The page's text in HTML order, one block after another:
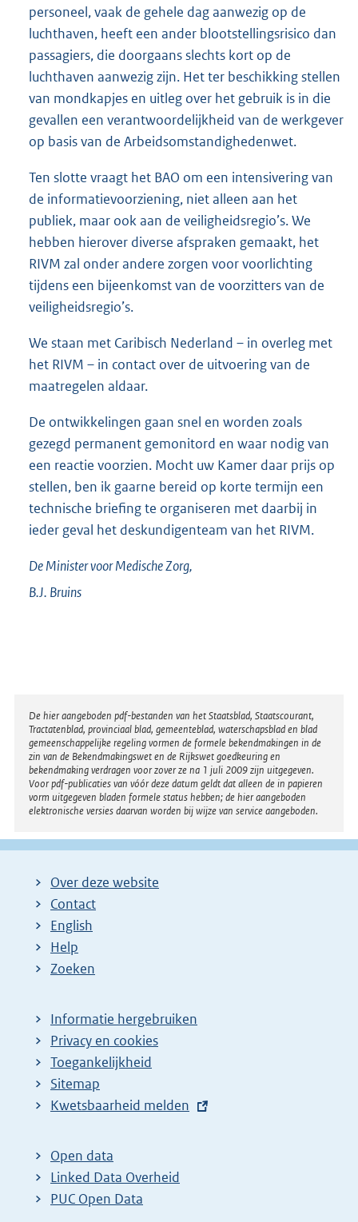
personeel, vaak de gehele dag aanwezig op de
luchthaven, heeft een ander blootstellingsrisico dan
passagiers, die doorgaans slechts kort op de
luchthaven aanwezig zijn. Het ter beschikking stellen
van mondkapjes en uitleg over het gebruik is in die
gevallen een verantwoordelijkheid van de werkgever
op basis van de Arbeidsomstandighedenwet.
Ten slotte vraagt het BAO om een intensivering van
de informatievoorziening, niet alleen aan het
publiek, maar ook aan de veiligheidsregio’s. We
hebben hierover diverse afspraken gemaakt, het
RIVM zal onder andere zorgen voor voorlichting
tijdens een bijeenkomst van de voorzitters van de
veiligheidsregio’s.
We staan met Caribisch Nederland – in overleg met
het RIVM – in contact over de uitvoering van de
maatregelen aldaar.
De ontwikkelingen gaan snel en worden zoals
gezegd permanent gemonitord en waar nodig van
een reactie voorzien. Mocht uw Kamer daar prijs op
stellen, ben ik gaarne bereid op korte termijn een
technische briefing te organiseren met daarbij in
ieder geval het deskundigenteam van het RIVM.
De Minister voor Medische Zorg,
B.J. Bruins
Disclaimer
De hier aangeboden pdf-bestanden van het Staatsblad, Staatscourant,
Tractatenblad, provinciaal blad, gemeenteblad, waterschapsblad en blad
gemeenschappelijke regeling vormen de formele bekendmakingen in de
zin van de Bekendmakingswet en de Rijkswet goedkeuring en
bekendmaking verdragen voor zover ze na 1 juli 2009 zijn uitgegeven.
Voor pdf-publicaties van vóór deze datum geldt dat alleen de in papieren
vorm uitgegeven bladen formele status hebben; de hier aangeboden
elektronische versies daarvan worden bij wijze van service aangeboden.
Over deze website
Contact
English
Help
Zoeken
Informatie hergebruiken
Privacy en cookies
Toegankelijkheid
Sitemap
E
t
e
r
Kwetsbaarheid melden
Open data
Linked Data Overheid
PUC Open Data